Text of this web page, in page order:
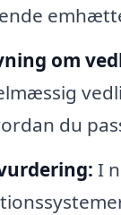
om
du
I